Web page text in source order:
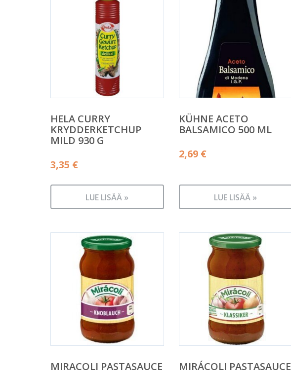
HELA CURRY
KRYDDERKETCHUP
MILD 930 G
3,35 €
LUE LISÄÄ »
KÜHNE ACETO
BALSAMICO 500 ML
2,69 €
LUE LISÄÄ »
MIRACOLI PASTASAUCE
MIRÁCOLI PASTASAUCE